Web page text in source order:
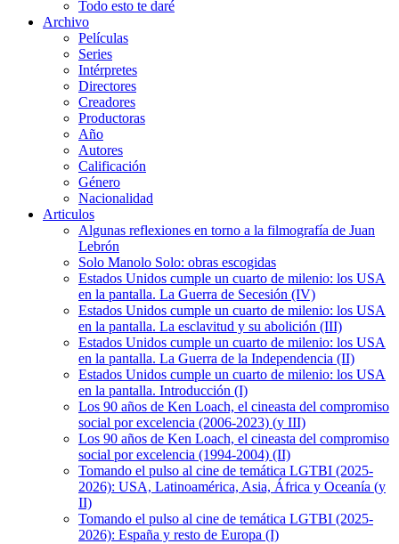
Todo esto te daré
Archivo
Películas
Series
Intérpretes
Directores
Creadores
Productoras
Año
Autores
Calificación
Género
Nacionalidad
Articulos
Algunas reflexiones en torno a la filmografía de Juan
Lebrón
Solo Manolo Solo: obras escogidas
Estados Unidos cumple un cuarto de milenio: los USA
en la pantalla. La Guerra de Secesión (IV)
Estados Unidos cumple un cuarto de milenio: los USA
en la pantalla. La esclavitud y su abolición (III)
Estados Unidos cumple un cuarto de milenio: los USA
en la pantalla. La Guerra de la Independencia (II)
Estados Unidos cumple un cuarto de milenio: los USA
en la pantalla. Introducción (I)
Los 90 años de Ken Loach, el cineasta del compromiso
social por excelencia (2006-2023) (y III)
Los 90 años de Ken Loach, el cineasta del compromiso
social por excelencia (1994-2004) (II)
Tomando el pulso al cine de temática LGTBI (2025-
2026): USA, Latinoamérica, Asia, África y Oceanía (y
II)
Tomando el pulso al cine de temática LGTBI (2025-
2026): España y resto de Europa (I)